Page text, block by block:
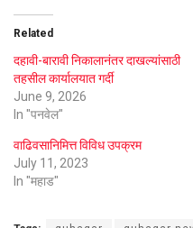
Related
दहावी-बारावी निकालानंतर दाखल्यांसाठी
तहसील कार्यालयात गर्दी
June 9, 2026
In "पनवेल"
वाढिवसानिमित्त विविध उपक्रम
July 11, 2023
In "महाड"